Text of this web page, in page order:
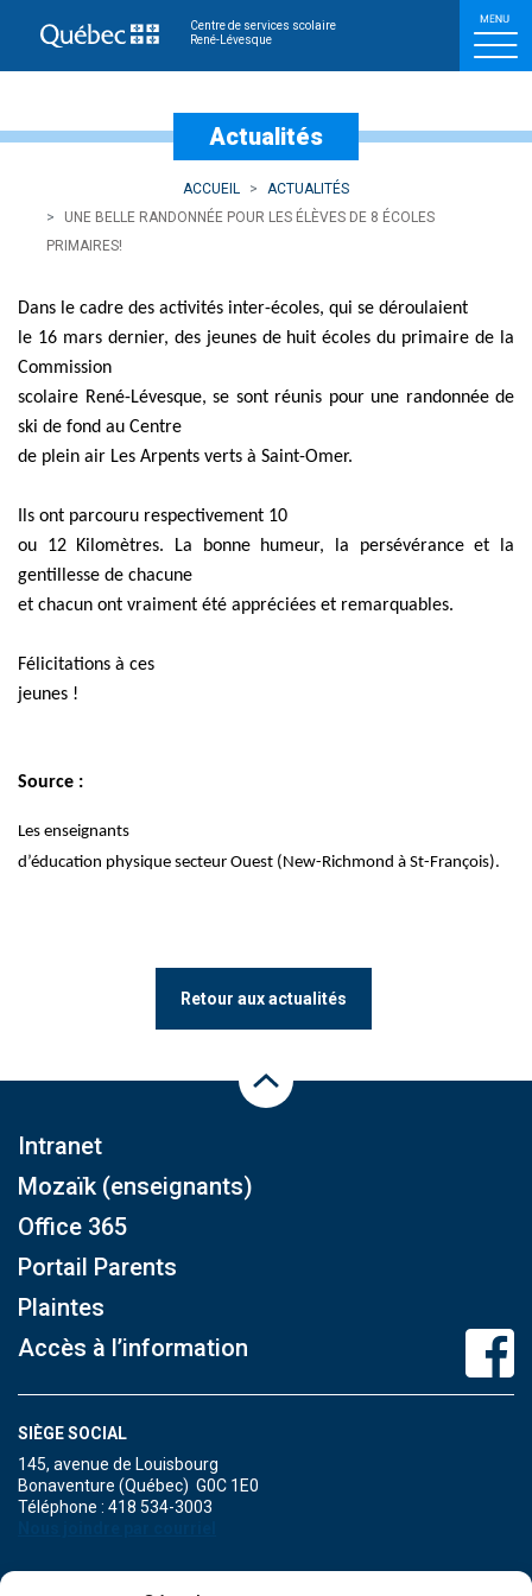
Centre de services scolaire
René-Lévesque
Une belle randonnée
Actualités
ACCUEIL
ACTUALITÉS
UNE BELLE RANDONNÉE POUR LES ÉLÈVES DE 8 ÉCOLES
PRIMAIRES!
Dans le cadre des activités inter-écoles, qui se déroulaient
le 16 mars dernier, des jeunes de huit écoles du primaire de la
Commission
scolaire René-Lévesque, se sont réunis pour une randonnée de
ski de fond au Centre
de plein air Les Arpents verts à Saint-Omer.
Ils ont parcouru respectivement 10
ou 12 Kilomètres. La bonne humeur, la persévérance et la
gentillesse de chacune
et chacun ont vraiment été appréciées et remarquables.
Félicitations à ces
jeunes !
Source :
Les enseignants
d’éducation physique secteur Ouest (New-Richmond à St-François).
Retour aux actualités
Intranet
Mozaïk (enseignants)
Office 365
Portail Parents
Plaintes
Accès à l’information
SIÈGE SOCIAL
145, avenue de Louisbourg
Bonaventure (Québec) G0C 1E0
Téléphone : 418 534-3003